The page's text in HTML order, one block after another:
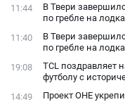
11:44
В Твери
по гребле на
11:40
В Твери
по гребле на
19:08
TCL поздравляет
футболу с
14:49
Проект ОНЕ